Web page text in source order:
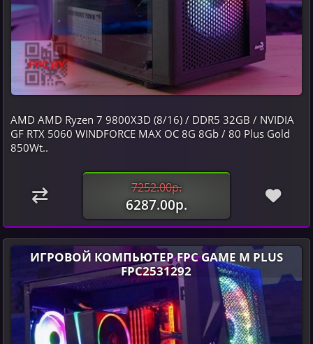
AMD AMD Ryzen 7 9800X3D (8/16) / DDR5 32GB / NVIDIA
GF RTX 5060 WINDFORCE MAX OC 8G 8Gb / 80 Plus Gold
850Wt..
7252.00р.
6287.00р.
ИГРОВОЙ КОМПЬЮТЕР FPC GAME M PLUS
FPC2531292